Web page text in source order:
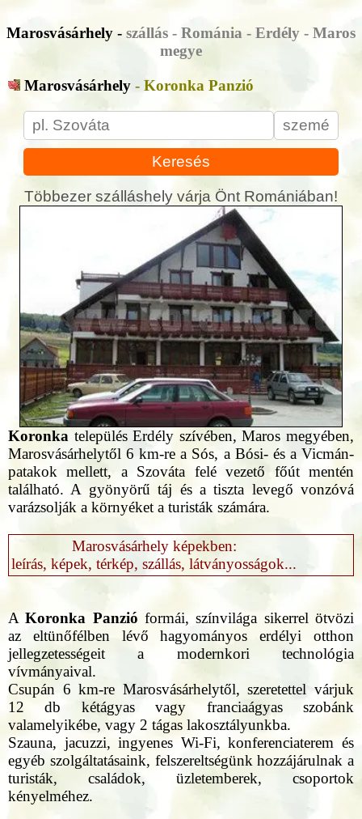
Marosvásárhely - szállás - Románia - Erdély - Maros
megye
Marosvásárhely - Koronka Panzió
Keresés
Többezer szálláshely várja Önt Romániában!
Koronka település Erdély szívében, Maros megyében,
Marosvásárhelytől 6 km-re a Sós, a Bósi- és a Vicmán-
patakok mellett, a Szováta felé vezető főút mentén
található. A gyönyörű táj és a tiszta levegő vonzóvá
varázsolják a környéket a turisták számára.
Marosvásárhely képekben:
leírás, képek, térkép, szállás, látványosságok...
AKoronka Panzió formái, színvilága sikerrel ötvözi
az eltünőfélben lévő hagyományos erdélyi otthon
jellegzetességeit a modernkori technológia
vívmányaival.
Csupán 6 km-re Marosvásárhelytől, szeretettel várjuk
12 db kétágyas vagy franciaágyas szobánk
valamelyikébe, vagy 2 tágas lakosztályunkba.
Szauna, jacuzzi, ingyenes Wi-Fi, konferenciaterem és
egyéb szolgáltatásaink, felszereltségünk hozzájárulnak a
turisták, családok, üzletemberek, csoportok
kényelméhez.